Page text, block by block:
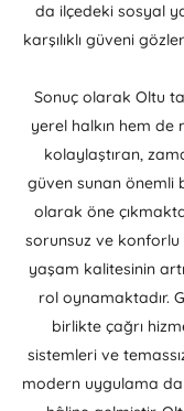
da ilçedeki sosyal
karşılıklı güveni
Sonuç olarak Oltu
yerel halkın hem de
kolaylaştıran,
güven sunan önemli
olarak öne
sorunsuz ve konforlu
yaşam kalitesinin
rol oynamaktadır.
birlikte çağrı
sistemleri ve
modern uygulama